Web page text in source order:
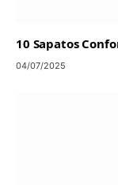
10 Sapatos
04/07/2025